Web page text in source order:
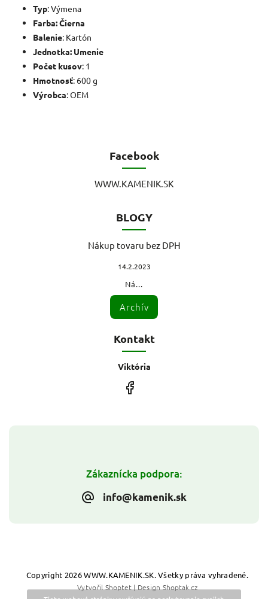
Typ: Výmena
Farba: Čierna
Balenie: Kartón
Jednotka: Umenie
Počet kusov: 1
Hmotnosť: 600 g
Výrobca: OEM
Zákaznícka podpora:
info@kamenik.sk
Facebook
WWW.KAMENIK.SK
BLOGY
Nákup tovaru bez DPH
14.2.2023
Ná...
Archív
Kontakt
Viktória
Copyright 2026WWW.KAMENIK.SK. Všetky práva vyhradené.
Vytvořil Shoptet| Design Shoptak.cz